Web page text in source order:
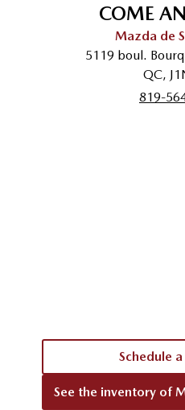
COME
Mazda de
5119 boul.
QC,
819-
Schedule
See the inventory of